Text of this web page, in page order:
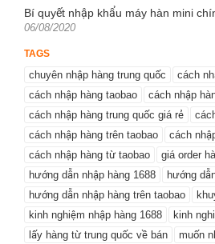
Bí quyết nhập khẩu máy hàn mini
Posted
06/08/2020
TAGS
chuyên nhập hàng trung quốc
cách
cách nhập hàng taobao
cách nhập
cách nhập hàng trung quốc giá rẻ
cách nhập hàng trên taobao
cách
cách nhập hàng từ taobao
giá order
hướng dẫn nhập hàng 1688
hướng
hướng dẫn nhập hàng trên taobao
kinh nghiệm nhập hàng 1688
kinh
lấy hàng từ trung quốc về bán
muốn